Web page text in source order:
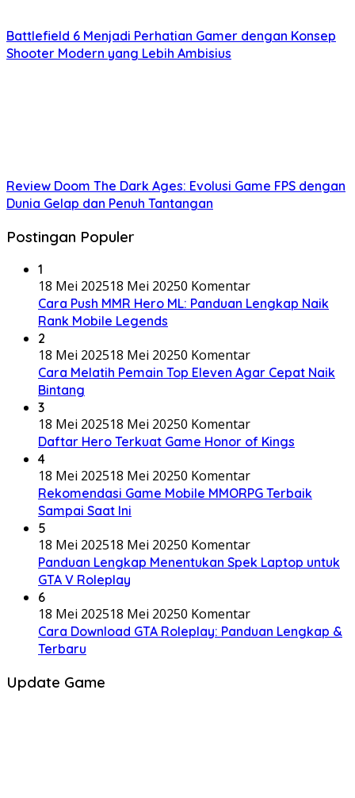
Battlefield 6 Menjadi Perhatian Gamer dengan Konsep
Shooter Modern yang Lebih Ambisius
Review Doom The Dark Ages: Evolusi Game FPS dengan
Dunia Gelap dan Penuh Tantangan
Postingan Populer
1
18 Mei 202518 Mei 20250 Komentar
Cara Push MMR Hero ML: Panduan Lengkap Naik
Rank Mobile Legends
2
18 Mei 202518 Mei 20250 Komentar
Cara Melatih Pemain Top Eleven Agar Cepat Naik
Bintang
3
18 Mei 202518 Mei 20250 Komentar
Daftar Hero Terkuat Game Honor of Kings
4
18 Mei 202518 Mei 20250 Komentar
Rekomendasi Game Mobile MMORPG Terbaik
Sampai Saat Ini
5
18 Mei 202518 Mei 20250 Komentar
Panduan Lengkap Menentukan Spek Laptop untuk
GTA V Roleplay
6
18 Mei 202518 Mei 20250 Komentar
Cara Download GTA Roleplay: Panduan Lengkap &
Terbaru
Update Game